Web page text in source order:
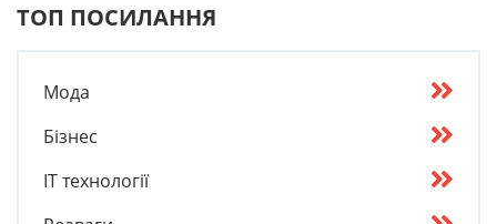
ТОП ПОСИЛАННЯ
Мода
Бізнес
IT технології